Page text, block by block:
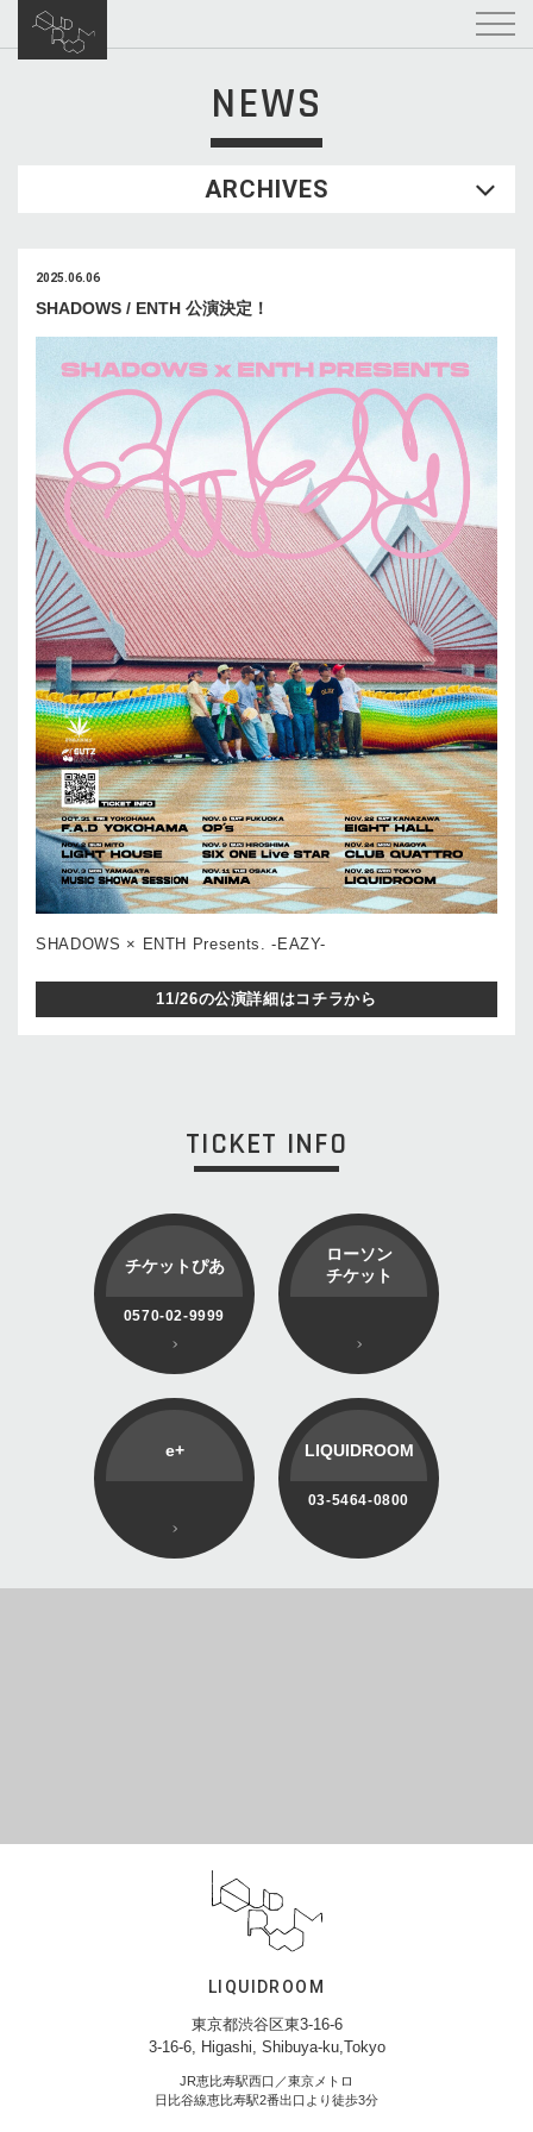
NEWS
ARCHIVES
2025.06.06
SHADOWS / ENTH 公演決定！
SHADOWS × ENTH Presents. -EAZY-
11/26の公演詳細はコチラから
TICKET INFO
チケットぴあ
0570-02-9999
ローソン
チケット
e+ LIQUIDROOM
03-5464-0800
LIQUIDROOM
東京都渋谷区東3-16-6
3-16-6, Higashi, Shibuya-ku,Tokyo
JR恵比寿駅西口／東京メトロ
日比谷線恵比寿駅2番出口より徒歩3分